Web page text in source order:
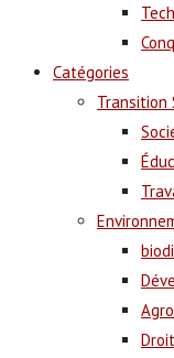
Catégories
Transition